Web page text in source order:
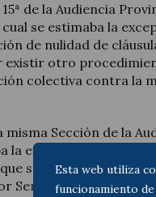
Esta web utiliza
funcionamiento
de la Audiencia
se estimaba la
de nulidad de
existir otro
colectiva contra la
Sección de la
excepción de cosa
se ejercitaba con
Sentencia una acción